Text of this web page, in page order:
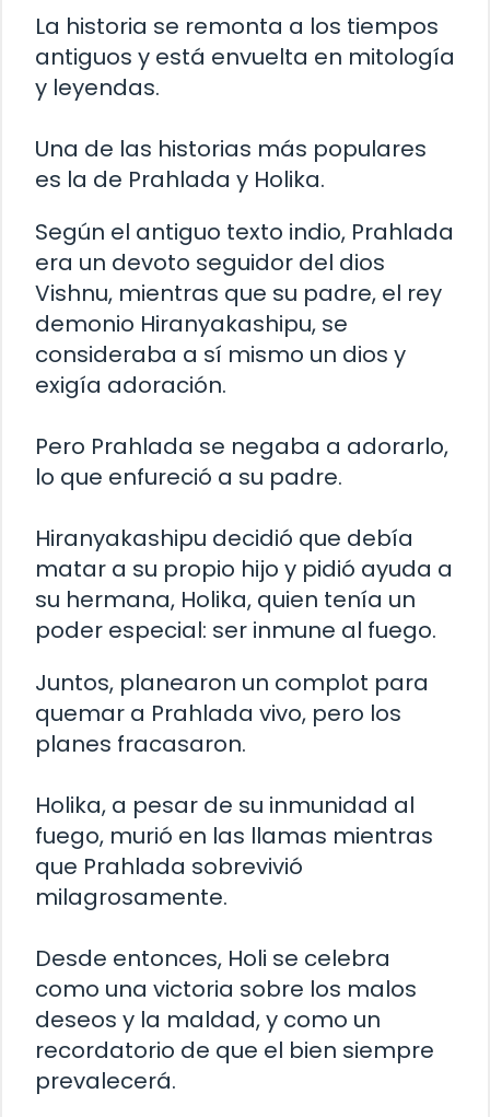
La historia se remonta a los tiempos
antiguos y está envuelta en mitología
y leyendas.
Una de las historias más populares
es la de Prahlada y Holika.
Según el antiguo texto indio, Prahlada
era un devoto seguidor del dios
Vishnu, mientras que su padre, el rey
demonio Hiranyakashipu, se
consideraba a sí mismo un dios y
exigía adoración.
Pero Prahlada se negaba a adorarlo,
lo que enfureció a su padre.
Hiranyakashipu decidió que debía
matar a su propio hijo y pidió ayuda a
su hermana, Holika, quien tenía un
poder especial: ser inmune al fuego.
Juntos, planearon un complot para
quemar a Prahlada vivo, pero los
planes fracasaron.
Holika, a pesar de su inmunidad al
fuego, murió en las llamas mientras
que Prahlada sobrevivió
milagrosamente.
Desde entonces, Holi se celebra
como una victoria sobre los malos
deseos y la maldad, y como un
recordatorio de que el bien siempre
prevalecerá.